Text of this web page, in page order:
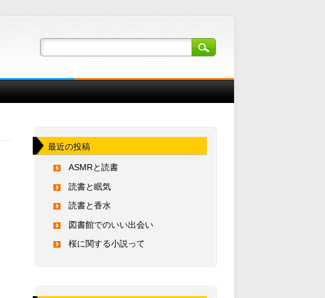
最近の投稿
ASMRと読書
読書と眠気
読書と香水
図書館でのいい出会い
桜に関する小説って